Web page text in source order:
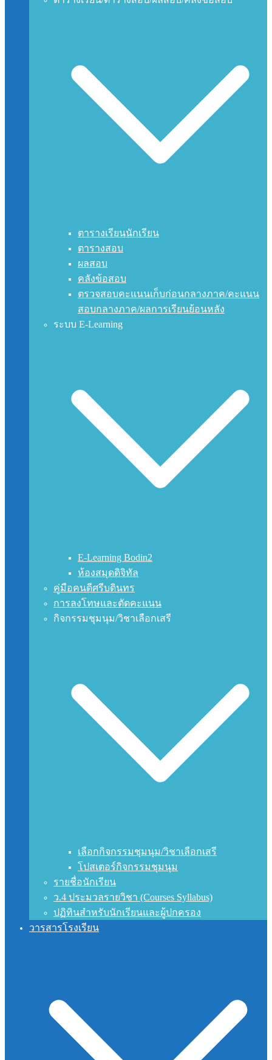
ตารางเรียนนักเรียน
ตารางสอบ
ผลสอบ
คลังข้อสอบ
ตรวจสอบคะแนนเก็บก่อนกลางภาค/คะแนน
สอบกลางภาค/ผลการเรียนย้อนหลัง
ระบบ E-Learning
E-Learning Bodin2
ห้องสมุดดิจิทัล
คู่มือคนดีศรีบดินทร
การลงโทษและตัดคะแนน
กิจกรรมชุมนุม/วิชาเลือกเสรี
เลือกกิจกรรมชุมนุม/วิชาเลือกเสรี
โปสเตอร์กิจกรรมชุมนุม
รายชื่อนักเรียน
ว.4 ประมวลรายวิชา (Courses Syllabus)
ปฏิทินสำหรับนักเรียนและผู้ปกครอง
วารสารโรงเรียน